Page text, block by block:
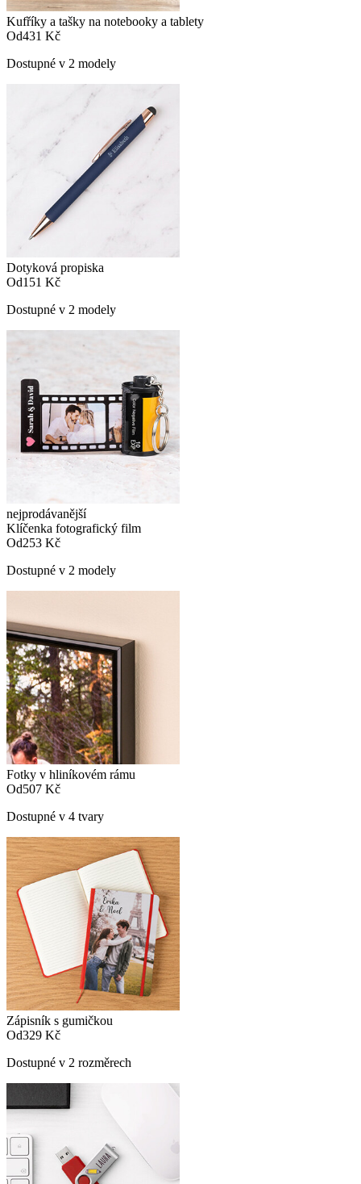
Kufříky a tašky na notebooky a tablety
Od431 Kč
Dostupné v 2 modely
Dotyková propiska
Od151 Kč
Dostupné v 2 modely
nejprodávanější
Klíčenka fotografický film
Od253 Kč
Dostupné v 2 modely
Fotky v hliníkovém rámu
Od507 Kč
Dostupné v 4 tvary
Zápisník s gumičkou
Od329 Kč
Dostupné v 2 rozměrech